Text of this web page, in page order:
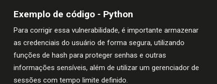
Exemplo de código - Python
Para corrigir essa vulnerabilidade, é importante armazenar
as credenciais do usuário de forma segura, utilizando
funções de hash para proteger senhas e outras
informações sensíveis, além de utilizar um gerenciador de
sessões com tempo limite definido.